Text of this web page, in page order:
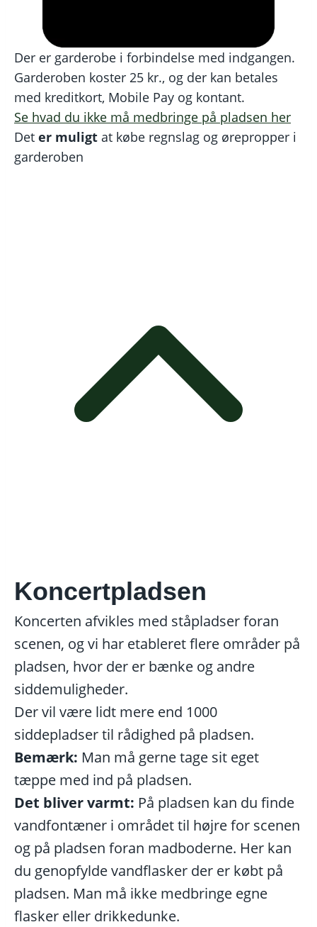
Der er garderobe i forbindelse med indgangen.
Garderoben koster 25 kr., og der kan betales
med kreditkort, Mobile Pay og kontant.
Se hvad du ikke må medbringe på pladsen her
Det er muligt at købe regnslag og ørepropper i
garderoben
Koncertpladsen
Koncerten afvikles med ståpladser foran
scenen, og vi har etableret flere områder på
pladsen, hvor der er bænke og andre
siddemuligheder.
Der vil være lidt mere end 1000
siddepladser til rådighed på pladsen.
Bemærk: Man må gerne tage sit eget
tæppe med ind på pladsen.
Det bliver varmt: På pladsen kan du finde
vandfontæner i området til højre for scenen
og på pladsen foran madboderne. Her kan
du genopfylde vandflasker der er købt på
pladsen. Man må ikke medbringe egne
flasker eller drikkedunke.